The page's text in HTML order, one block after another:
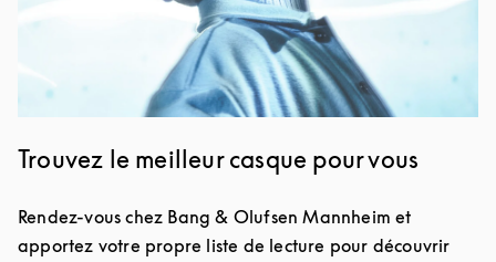
Trouvez le meilleur casque pour vous
Rendez-vous chez Bang & Olufsen Mannheim et
apportez votre propre liste de lecture pour découvrir